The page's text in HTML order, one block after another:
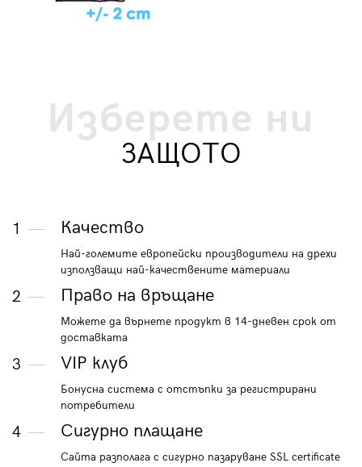
Изберете ни
ЗАЩОТО
1 Качество
Най-големите европейски производители на дрехи
използващи най-качествените материали
2 Право на връщане
Можете да върнете продукт в 14-дневен срок от
доставката
3 VIP клуб
Бонусна система с отстъпки за регистрирани
потребители
4 Сигурно плащане
Сайта разполага с сигурно пазаруване SSL certificate